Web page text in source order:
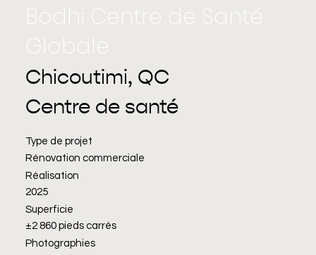
Bodhi Centre de Santé
Globale
Chicoutimi, QC
Centre de santé
Type de projet
Rénovation commerciale
Réalisation
2025
Superficie
±2 860 pieds carrés
Photographies